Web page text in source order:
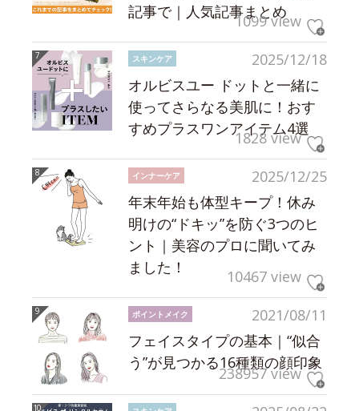
記事で｜人気記事まとめ
1099 view
2025/12/18
スキンケア
オルビスユー ドットと一緒に
使ってさらなる美肌に！おす
すめプラスワンアイテム4選
1828 view
2025/12/25
インナーケア
年末年始も体型キープ！休み
明けの“ドキッ”を防ぐ3つのヒ
ント｜美容のプロに聞いてみ
ました！
10467 view
2021/08/11
ポイントメイク
フェイスタイプの基本｜“似合
う”が見つかる16種類の顔印象
238957 view